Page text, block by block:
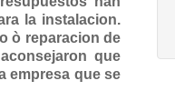
la instalacion.
ò reparacion de
que
empresa que se